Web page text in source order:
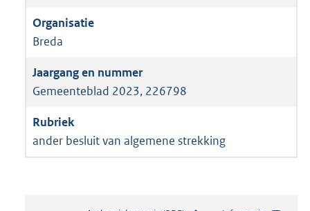
Breda
Gemeenteblad 2023, 226798
ander besluit van algemene strekking